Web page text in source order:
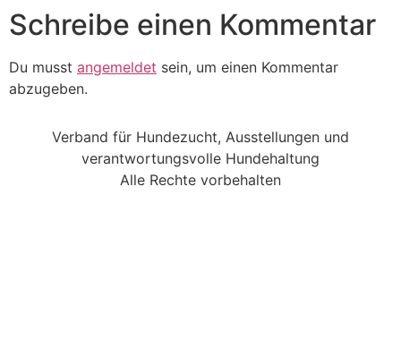
Schreibe einen Kommentar
Du musst angemeldet sein, um einen Kommentar
abzugeben.
Verband für Hundezucht, Ausstellungen und
verantwortungsvolle Hundehaltung
Alle Rechte vorbehalten